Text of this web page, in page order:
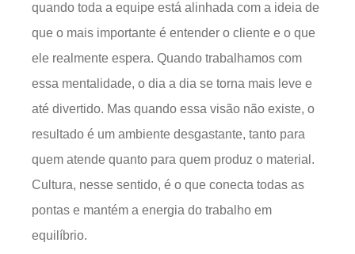
quando toda a equipe está alinhada com a ideia de
que o mais importante é entender o cliente e o que
ele realmente espera. Quando trabalhamos com
essa mentalidade, o dia a dia se torna mais leve e
até divertido. Mas quando essa visão não existe, o
resultado é um ambiente desgastante, tanto para
quem atende quanto para quem produz o material.
Cultura, nesse sentido, é o que conecta todas as
pontas e mantém a energia do trabalho em
equilíbrio.